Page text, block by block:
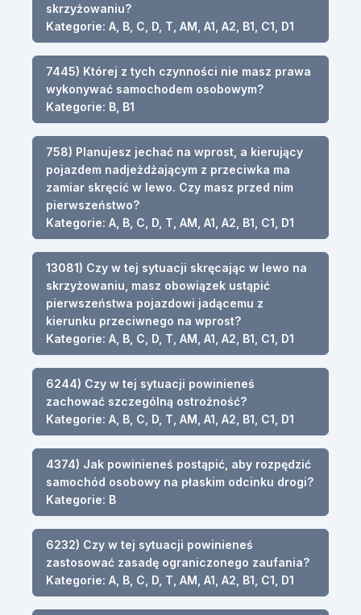
skrzyżowaniu?
Kategorie: A, B, C, D, T, AM, A1, A2, B1, C1, D1
7445) Której z tych czynności nie masz prawa
wykonywać samochodem osobowym?
Kategorie: B, B1
758) Planujesz jechać na wprost, a kierujący
pojazdem nadjeżdżającym z przeciwka ma
zamiar skręcić w lewo. Czy masz przed nim
pierwszeństwo?
Kategorie: A, B, C, D, T, AM, A1, A2, B1, C1, D1
13081) Czy w tej sytuacji skręcając w lewo na
skrzyżowaniu, masz obowiązek ustąpić
pierwszeństwa pojazdowi jadącemu z
kierunku przeciwnego na wprost?
Kategorie: A, B, C, D, T, AM, A1, A2, B1, C1, D1
6244) Czy w tej sytuacji powinieneś
zachować szczególną ostrożność?
Kategorie: A, B, C, D, T, AM, A1, A2, B1, C1, D1
4374) Jak powinieneś postąpić, aby rozpędzić
samochód osobowy na płaskim odcinku drogi?
Kategorie: B
6232) Czy w tej sytuacji powinieneś
zastosować zasadę ograniczonego zaufania?
Kategorie: A, B, C, D, T, AM, A1, A2, B1, C1, D1